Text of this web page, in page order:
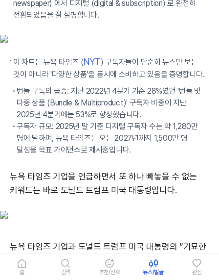
홈 검색 추천/신호 뉴스/발굴 관심
newspaper) 에서 디지털 (digital & subscription) 로 완전히
전환되었음을 잘 설명합니다.
이 차트는 뉴욕 타임즈 (NYT) 구독자들이 단순히 뉴스만 보는
것이 아니라 '다양한 상품'을 동시에 소비하고 있음을 증명합니다.
번들 구독의 급증: 지난 2022년 4분기 기준 28%였던 '번들 및
다중 상품 (Bundle & Multiproduct)' 구독자 비중이 지난
2025년 4분기에는 53%로 향상했습니다.
구독자 규모: 2025년 말 기준 디지털 구독자 수는 약 1,280만
명에 달하며, 뉴욕 타임즈는 오는 2027년까지 1,500만 명
달성을 목표 가이던스로 제시중입니다.
뉴욕 타임즈 기업을 언급하면서 또 하나 빼놓을 수 없는
키워드는 바로 도널드 트럼프 미국 대통령입니다.
뉴욕 타임즈 기업과 도널드 트럼프 미국 대통령의 “기묘한
관계”는 다음과 같겠습니다.